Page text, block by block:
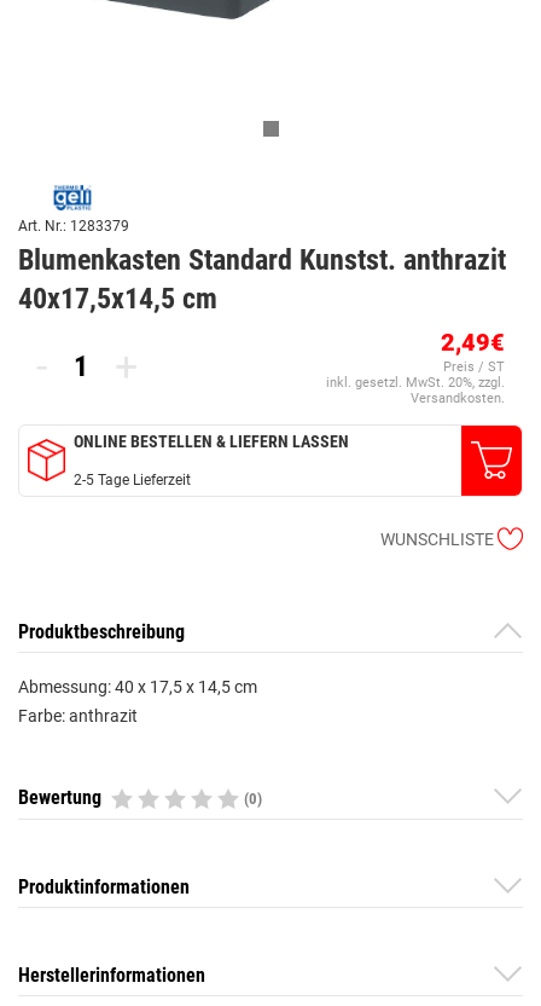
Art. Nr.: 1283379
Blumenkasten Standard Kunstst. anthrazit
40x17,5x14,5 cm
- + 2,49€
Preis / ST
inkl. gesetzl. MwSt. 20%, zzgl.
Versandkosten.
ONLINE BESTELLEN & LIEFERN LASSEN
2-5 Tage Lieferzeit
WUNSCHLISTE
Produktbeschreibung
Abmessung: 40 x 17,5 x 14,5 cm
Farbe: anthrazit
Bewertung (0)
Produktinformationen
Herstellerinformationen